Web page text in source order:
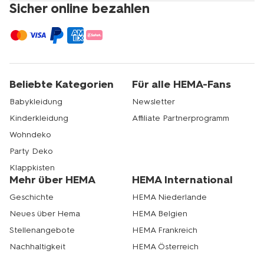
Sicher online bezahlen
Beliebte Kategorien
Babykleidung
Kinderkleidung
Wohndeko
Party Deko
Klappkisten
Für alle HEMA-Fans
Newsletter
Affiliate Partnerprogramm
Mehr über HEMA
Geschichte
Neues über Hema
Stellenangebote
Nachhaltigkeit
HEMA International
HEMA Niederlande
HEMA Belgien
HEMA Frankreich
HEMA Österreich